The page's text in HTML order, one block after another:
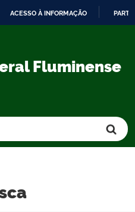
CONTEÚDO
ACESSO À INFORMAÇÃO
Fluminense